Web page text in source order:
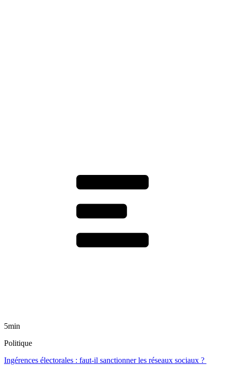
5min
Politique
Ingérences électorales : faut-il sanctionner les réseaux sociaux ?